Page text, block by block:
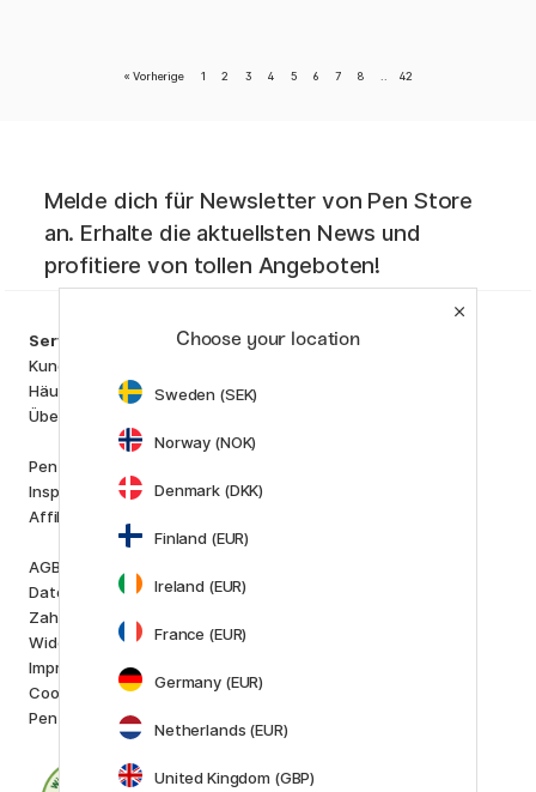
« Vorherige 1 2 3 4 5 6 7 8 .. 42
Melde dich für Newsletter von Pen Store
an. Erhalte die aktuellsten News und
profitiere von tollen Angeboten!
Service
Kundenservice
Häufig gestellten Fragen (FAQ)
Über uns
Pen Store Plus
Inspiration und Anleitungen
Affiliate Marketing
AGB
Datenschutzerklärung
Zahlung und Versand
Widerrufsrecht
Impressum
Cookie-Richtlinien
Pen Store Stockholm
Kategorien
Alle Marken anzeigen (160)
Choose your location
Sweden (SEK)
Norway (NOK)
Denmark (DKK)
Finland (EUR)
Ireland (EUR)
France (EUR)
Germany (EUR)
Netherlands (EUR)
United Kingdom (GBP)